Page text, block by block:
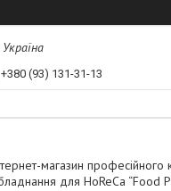
+380 (93) 131-31-13
магазин професійного
для HoReCa “Food